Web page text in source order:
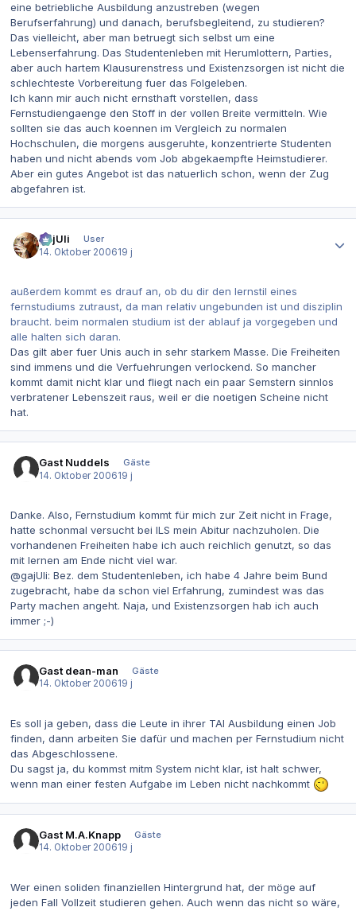
eine betriebliche Ausbildung anzustreben (wegen
Berufserfahrung) und danach, berufsbegleitend, zu studieren?
Das vielleicht, aber man betruegt sich selbst um eine
Lebenserfahrung. Das Studentenleben mit Herumlottern, Parties,
aber auch hartem Klausurenstress und Existenzsorgen ist nicht die
schlechteste Vorbereitung fuer das Folgeleben.
Ich kann mir auch nicht ernsthaft vorstellen, dass
Fernstudiengaenge den Stoff in der vollen Breite vermitteln. Wie
sollten sie das auch koennen im Vergleich zu normalen
Hochschulen, die morgens ausgeruhte, konzentrierte Studenten
haben und nicht abends vom Job abgekaempfte Heimstudierer.
Aber ein gutes Angebot ist das natuerlich schon, wenn der Zug
abgefahren ist.
gajUli
User
14. Oktober 200619 j
außerdem kommt es drauf an, ob du dir den lernstil eines
fernstudiums zutraust, da man relativ ungebunden ist und disziplin
braucht. beim normalen studium ist der ablauf ja vorgegeben und
alle halten sich daran.
Das gilt aber fuer Unis auch in sehr starkem Masse. Die Freiheiten
sind immens und die Verfuehrungen verlockend. So mancher
kommt damit nicht klar und fliegt nach ein paar Semstern sinnlos
verbratener Lebenszeit raus, weil er die noetigen Scheine nicht
hat.
Gast Nuddels
Gäste
14. Oktober 200619 j
Danke. Also, Fernstudium kommt für mich zur Zeit nicht in Frage,
hatte schonmal versucht bei ILS mein Abitur nachzuholen. Die
vorhandenen Freiheiten habe ich auch reichlich genutzt, so das
mit lernen am Ende nicht viel war.
@gajUli: Bez. dem Studentenleben, ich habe 4 Jahre beim Bund
zugebracht, habe da schon viel Erfahrung, zumindest was das
Party machen angeht. Naja, und Existenzsorgen hab ich auch
immer ;-)
Gast dean-man
Gäste
14. Oktober 200619 j
Es soll ja geben, dass die Leute in ihrer TAI Ausbildung einen Job
finden, dann arbeiten Sie dafür und machen per Fernstudium nicht
das Abgeschlossene.
Du sagst ja, du kommst mitm System nicht klar, ist halt schwer,
wenn man einer festen Aufgabe im Leben nicht nachkommt
Gast M.A.Knapp
Gäste
14. Oktober 200619 j
Wer einen soliden finanziellen Hintergrund hat, der möge auf
jeden Fall Vollzeit studieren gehen. Auch wenn das nicht so wäre,